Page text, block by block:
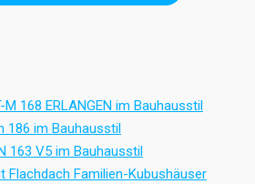
Familien-Kubushäuser